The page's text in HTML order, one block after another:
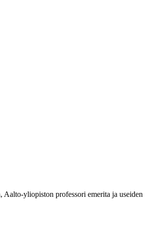
Aalto-yliopiston professori emerita ja useiden